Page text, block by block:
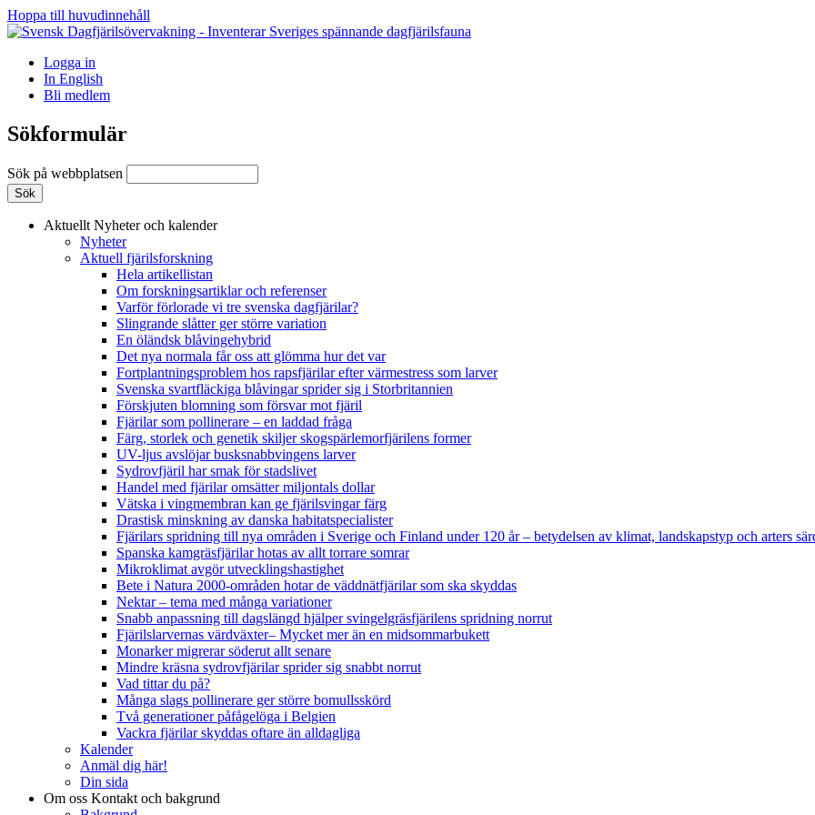
Hoppa till huvudinnehåll
Logga in
In English
Bli medlem
Sökformulär
Sök på webbplatsen
Aktuellt Nyheter och kalender
Nyheter
Aktuell fjärilsforskning
Hela artikellistan
Om forskningsartiklar och referenser
Varför förlorade vi tre svenska dagfjärilar?
Slingrande slåtter ger större variation
En öländsk blåvingehybrid
Det nya normala får oss att glömma hur det var
Fortplantningsproblem hos rapsfjärilar efter värmestress som larver
Svenska svartfläckiga blåvingar sprider sig i Storbritannien
Förskjuten blomning som försvar mot fjäril
Fjärilar som pollinerare – en laddad fråga
Färg, storlek och genetik skiljer skogspärlemorfjärilens former
UV-ljus avslöjar busksnabbvingens larver
Sydrovfjäril har smak för stadslivet
Handel med fjärilar omsätter miljontals dollar
Vätska i vingmembran kan ge fjärilsvingar färg
Drastisk minskning av danska habitatspecialister
Fjärilars spridning till nya områden i Sverige och Finland under 120 år– betydelsen av klimat, landskapstyp och arters
Spanska kamgräsfjärilar hotas av allt torrare somrar
Mikroklimat avgör utvecklingshastighet
Bete i Natura 2000-områden hotar de väddnätfjärilar som ska skyddas
Nektar – tema med många variationer
Snabb anpassning till dagslängd hjälper svingelgräsfjärilens spridning norrut
Fjärilslarvernas värdväxter– Mycket mer än en midsommarbukett
Monarker migrerar söderut allt senare
Mindre kräsna sydrovfjärilar sprider sig snabbt norrut
Vad tittar du på?
Många slags pollinerare ger större bomullsskörd
Två generationer påfågelöga i Belgien
Vackra fjärilar skyddas oftare än alldagliga
Kalender
Anmäl dig här!
Din sida
Om oss Kontakt och bakgrund